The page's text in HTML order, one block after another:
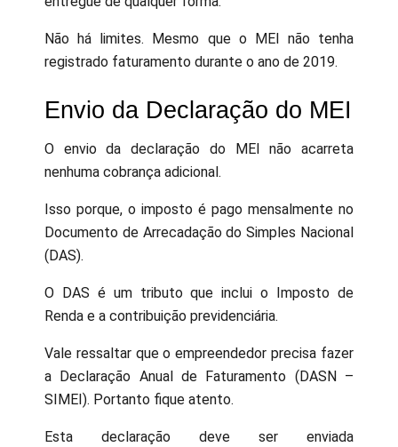
Não há limites. Mesmo que o MEI não tenha
registrado faturamento durante o ano de 2019.
Envio da Declaração do MEI
O envio da declaração do MEI não acarreta
nenhuma cobrança adicional.
Isso porque, o imposto é pago mensalmente no
Documento de Arrecadação do Simples Nacional
(DAS).
O DAS é um tributo que inclui o Imposto de
Renda e a contribuição previdenciária.
Vale ressaltar que o empreendedor precisa fazer
a Declaração Anual de Faturamento (DASN –
SIMEI). Portanto fique atento.
Esta declaração deve ser enviada